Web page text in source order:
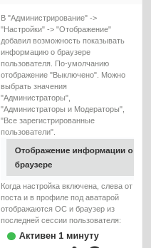
В "Администрирование" ->
"Настройки" -> "Отображение"
добавил возможность показывать
информацию о браузере
пользователя. По-умолчанию
отображение "Выключено". Можно
выбрать значения
"Администраторы",
"Администраторы и Модераторы",
"Все зарегистрированные
пользователи".
Когда настройка включена, слева от
поста и в профиле под аватарой
отображаются ОС и браузер из
последней сессии пользователя: